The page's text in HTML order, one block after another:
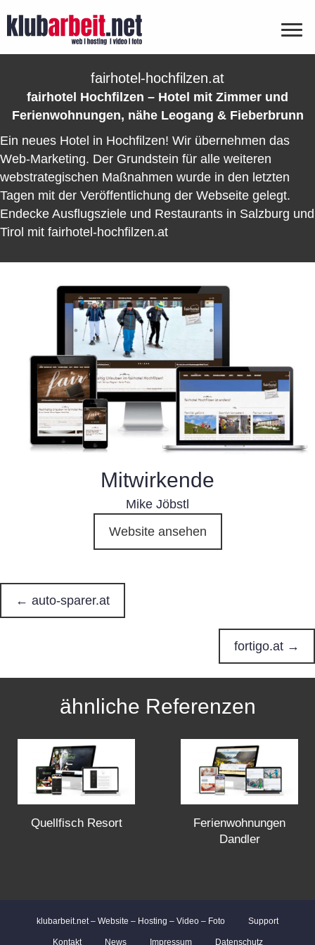
fairhotel-hochfilzen.at
fairhotel Hochfilzen – Hotel mit Zimmer und
Ferienwohnungen, nähe Leogang & Fieberbrunn
Ein neues Hotel in Hochfilzen! Wir übernehmen das
Web-Marketing. Der Grundstein für alle weiteren
webstrategischen Maßnahmen wurde in den letzten
Tagen mit der Veröffentlichung der Webseite gelegt.
Endecke Ausflugsziele und Restaurants in Salzburg und
Tirol mit fairhotel-hochfilzen.at
Mitwirkende
Mike Jöbstl
Website ansehen
P
s
← auto-sparer.at
fortigo.at →
ähnliche Referenzen
Quellfisch Resort
Ferienwohnungen
Dandler
klubarbeit.net – Website – Hosting – Video – Foto Support
Kontakt News Impressum Datenschutz